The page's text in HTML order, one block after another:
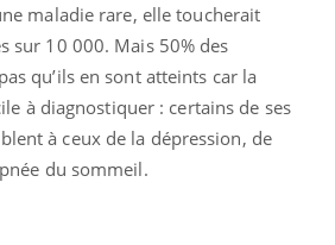
maladie rare, elle toucherait
sur 10 000. Mais 50% des
qu’ils en sont atteints car la
à diagnostiquer : certains de ses
à ceux de la dépression, de
du sommeil.